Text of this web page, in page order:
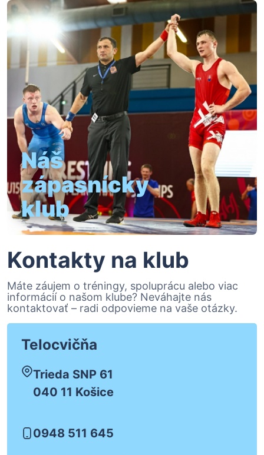
Náš
zápasnícky
klub
Kontakty na klub
Máte záujem o tréningy, spoluprácu alebo viac
informácií o našom klube? Neváhajte nás
kontaktovať – radi odpovieme na vaše otázky.
Telocvičňa
Trieda SNP 61
040 11 Košice
0948 511 645